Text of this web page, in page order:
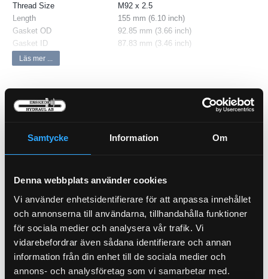
Samtycke Information Om
Denna webbplats använder cookies
Vi använder enhetsidentifierare för att anpassa innehållet
och annonserna till användarna, tillhandahålla funktioner
för sociala medier och analysera vår trafik. Vi
vidarebefordrar även sådana identifierare och annan
information från din enhet till de sociala medier och
annons- och analysföretag som vi samarbetar med.
Thread Size
M92 x 2.5
Length
155 mm (6.10 inch)
Gasket OD
92.85 mm (3.66 inch)
Gasket ID
87.83 mm (3.46 inch)
Efficiency 99%
Media Type
Primary Application
JOHN DEERE RE504836
Läs mer ...
Hydraulfilter Retur
21-H102